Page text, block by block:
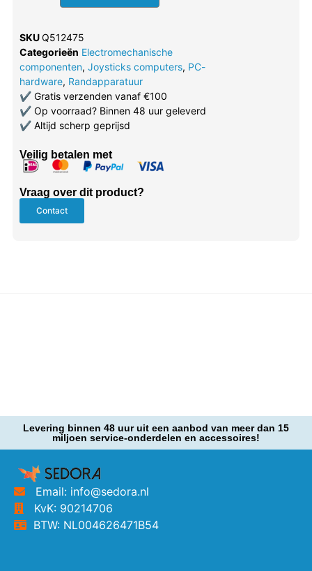
SKUQ512475
Categorieën Electromechanische
componenten, Joysticks computers, PC-
hardware, Randapparatuur
✔Gratis verzenden vanaf €100
✔Op voorraad? Binnen 48 uur geleverd
✔Altijd scherp geprijsd
Veilig betalen met
Vraag over dit product?
Contact
Levering binnen 48 uur uit een aanbod van meer dan 15
miljoen service-onderdelen en accessoires!
Email: info@sedora.nl
KvK: 90214706
BTW: NL004626471B54